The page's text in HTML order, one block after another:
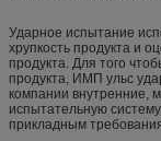
Ударное испытание
хрупкость продукта и
продукта. Для того
продукта, ИМП ульс
компании внутренние,
испытательную
прикладным